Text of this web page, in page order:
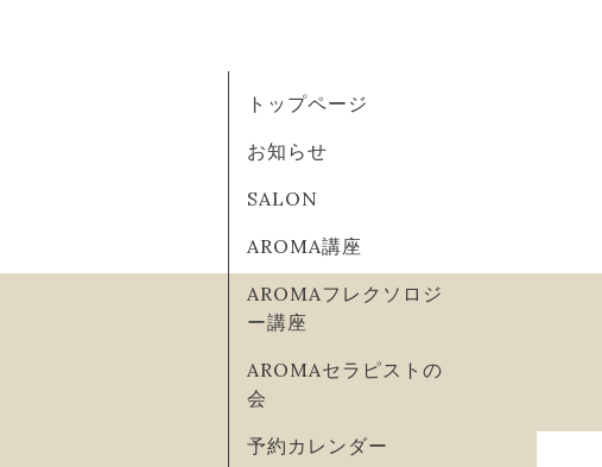
トップページ
お知らせ
SALON
AROMA講座
AROMAフレクソロジ
ー講座
AROMAセラピストの
会
予約カレンダー